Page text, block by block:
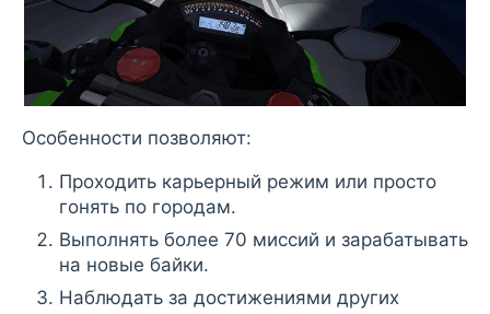
Особенности позволяют:
Проходить карьерный режим или просто
гонять по городам.
Выполнять более 70 миссий и зарабатывать
на новые байки.
Наблюдать за достижениями других